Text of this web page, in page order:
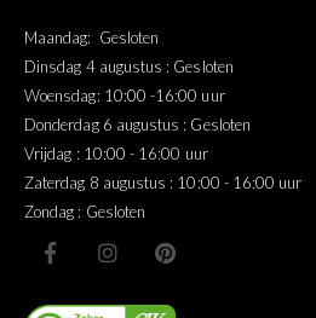
Maandag: Gesloten
Dinsdag 4 augustus : Gesloten
Woensdag: 10:00 -16:00 uur
Donderdag 6 augustus : Gesloten
Vrijdag : 10:00 - 16:00 uur
Zaterdag 8 augustus : 10:00 - 16:00 uur
Zondag : Gesloten